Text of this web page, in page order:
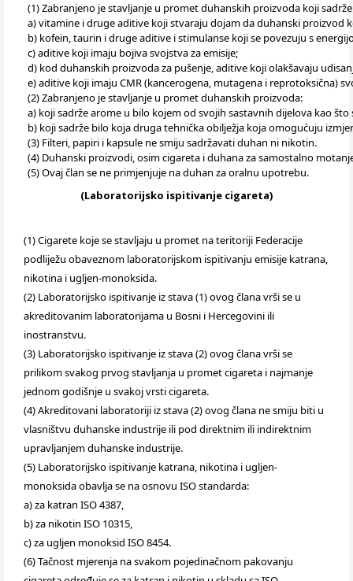
(1) Zabranjeno je stavljanje u promet duhanskih proizvoda koji
a) vitamine i druge aditive koji stvaraju dojam da duhanski proizvod
b) kofein, taurin i druge aditive i stimulanse koji se povezuju s
c) aditive koji imaju bojiva svojstva za emisije;
d) kod duhanskih proizvoda za pušenje, aditive koji olakšavaju
e) aditive koji imaju CMR (kancerogena, mutagena i reprotoksična)
(2) Zabranjeno je stavljanje u promet duhanskih proizvoda:
a) koji sadrže arome u bilo kojem od svojih sastavnih dijelova kao
b) koji sadrže bilo koja druga tehnička obilježja koja omogućuju
(3) Filteri, papiri i kapsule ne smiju sadržavati duhan ni nikotin.
(4) Duhanski proizvodi, osim cigareta i duhana za samostalno
(5) Ovaj član se ne primjenjuje na duhan za oralnu upotrebu.
(Laboratorijsko ispitivanje cigareta)
(1) Cigarete koje se stavljaju u promet na teritoriji Federacije
podliježu obaveznom laboratorijskom ispitivanju emisije katrana,
nikotina i ugljen-monoksida.
(2) Laboratorijsko ispitivanje iz stava (1) ovog člana vrši se u
akreditovanim laboratorijama u Bosni i Hercegovini ili
inostranstvu.
(3) Laboratorijsko ispitivanje iz stava (2) ovog člana vrši se
prilikom svakog prvog stavljanja u promet cigareta i najmanje
jednom godišnje u svakoj vrsti cigareta.
(4) Akreditovani laboratoriji iz stava (2) ovog člana ne smiju biti u
vlasništvu duhanske industrije ili pod direktnim ili indirektnim
upravljanjem duhanske industrije.
(5) Laboratorijsko ispitivanje katrana, nikotina i ugljen-
monoksida obavlja se na osnovu ISO standarda:
a) za katran ISO 4387,
b) za nikotin ISO 10315,
c) za ugljen monoksid ISO 8454.
(6) Tačnost mjerenja na svakom pojedinačnom pakovanju